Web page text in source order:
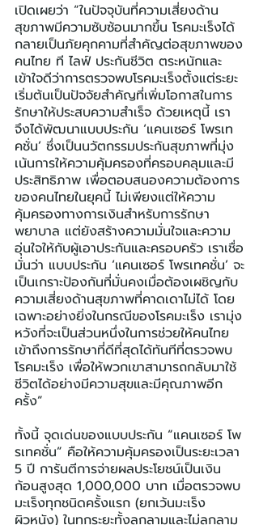
เปิดเผยว่า “ในปัจจุบันที่ความเสี่ยงด้าน
สุขภาพมีความซับซ้อนมากขึ้น โรคมะเร็งได้
กลายเป็นภัยคุกคามที่สำคัญต่อสุขภาพของ
คนไทย ที ไลฟ์ ประกันชีวิต ตระหนักและ
เข้าใจดีว่าการตรวจพบโรคมะเร็งตั้งแต่ระยะ
เริ่มต้นเป็นปัจจัยสำคัญที่เพิ่มโอกาสในการ
รักษาให้ประสบความสำเร็จ ด้วยเหตุนี้ เรา
จึงได้พัฒนาแบบประกัน ‘แคนเซอร์ โพรเท
คชั่น’ ซึ่งเป็นนวัตกรรมประกันสุขภาพที่มุ่ง
เน้นการให้ความคุ้มครองที่ครอบคลุมและมี
ประสิทธิภาพ เพื่อตอบสนองความต้องการ
ของคนไทยในยุคนี้ ไม่เพียงแต่ให้ความ
คุ้มครองทางการเงินสำหรับการรักษา
พยาบาล แต่ยังสร้างความมั่นใจและความ
อุ่นใจให้กับผู้เอาประกันและครอบครัว เราเชื่อ
มั่นว่า แบบประกัน ‘แคนเซอร์ โพรเทคชั่น’ จะ
เป็นเกราะป้องกันที่มั่นคงเมื่อต้องเผชิญกับ
ความเสี่ยงด้านสุขภาพที่คาดเดาไม่ได้ โดย
เฉพาะอย่างยิ่งในกรณีของโรคมะเร็ง เรามุ่ง
หวังที่จะเป็นส่วนหนึ่งในการช่วยให้คนไทย
เข้าถึงการรักษาที่ดีที่สุดได้ทันทีที่ตรวจพบ
โรคมะเร็ง เพื่อให้พวกเขาสามารถกลับมาใช้
ชีวิตได้อย่างมีความสุขและมีคุณภาพอีก
ครั้ง”
ทั้งนี้ จุดเด่นของแบบประกัน “แคนเซอร์ โพ
รเทคชั่น” คือให้ความคุ้มครองเป็นระยะเวลา
5 ปี การันตีการจ่ายผลประโยชน์เป็นเงิน
ก้อนสูงสุด 1,000,000 บาท เมื่อตรวจพบ
มะเร็งทุกชนิดครั้งแรก (ยกเว้นมะเร็ง
ผิวหนัง) ในทุกระยะทั้งลุกลามและไม่ลุกลาม